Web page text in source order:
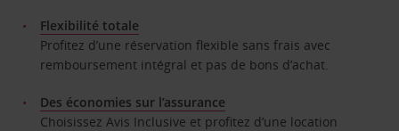
Flexibilité totale
Profitez d’une réservation flexible sans frais avec
remboursement intégral et pas de bons d’achat.
Des économies sur l’assurance
Choisissez Avis Inclusive et profitez d’une location